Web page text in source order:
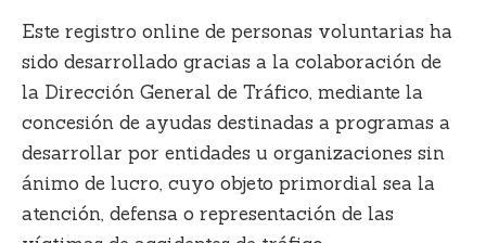
Este registro online de personas voluntarias ha
sido desarrollado gracias a la colaboración de
la Dirección General de Tráfico, mediante la
concesión de ayudas destinadas a programas a
desarrollar por entidades u organizaciones sin
ánimo de lucro, cuyo objeto primordial sea la
atención, defensa o representación de las